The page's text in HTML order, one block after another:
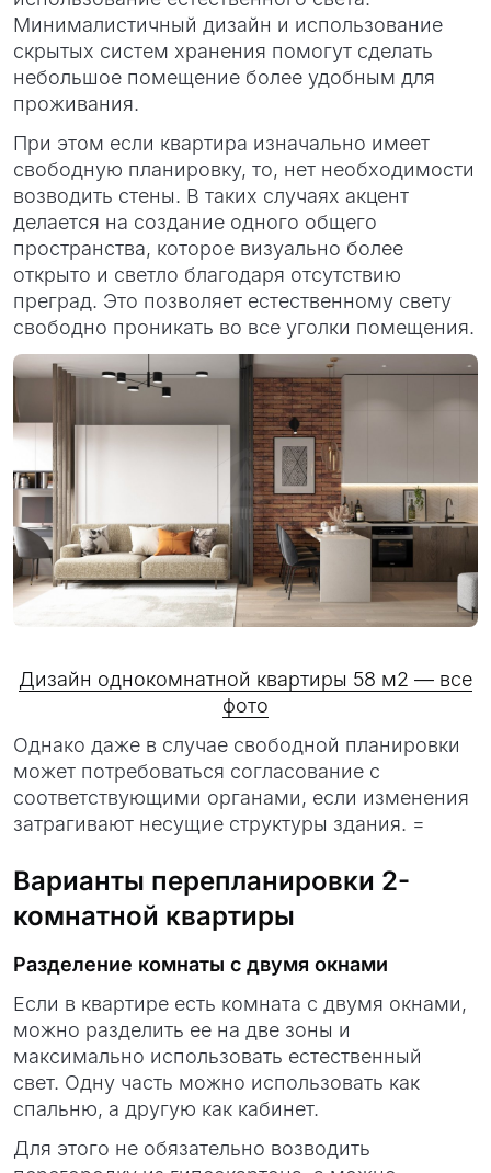
Минималистичный дизайн и использование
скрытых систем хранения помогут сделать
небольшое помещение более удобным для
проживания.
При этом если квартира изначально имеет
свободную планировку, то, нет необходимости
возводить стены. В таких случаях акцент
делается на создание одного общего
пространства, которое визуально более
открыто и светло благодаря отсутствию
преград. Это позволяет естественному свету
свободно проникать во все уголки помещения.
Дизайн однокомнатной квартиры 58 м2 — все
фото
Однако даже в случае свободной планировки
может потребоваться согласование с
соответствующими органами, если изменения
затрагивают несущие структуры здания. =
Варианты перепланировки 2-
комнатной квартиры
Разделение комнаты с двумя окнами
Если в квартире есть комната с двумя окнами,
можно разделить ее на две зоны и
максимально использовать естественный
свет. Одну часть можно использовать как
спальню, а другую как кабинет.
Для этого не обязательно возводить